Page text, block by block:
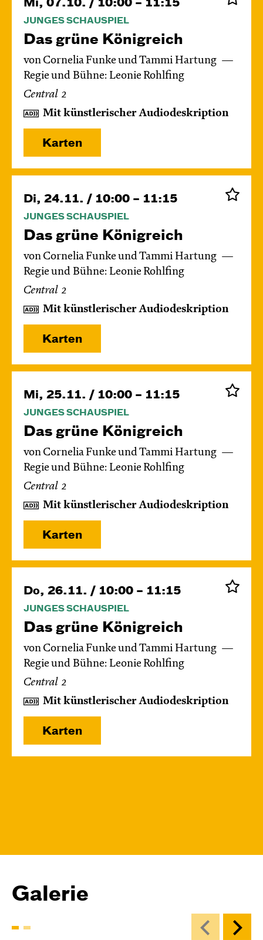
Mi, 07.10. / 10:00 – 11:15
JUNGES SCHAUSPIEL
Das grüne König­reich
von Cornelia Funke und Tammi Hartung
Regie und Bühne: Leonie Rohlfing
Central 2
Mit künstlerischer Audiodeskription
Karten
Di, 24.11. / 10:00 – 11:15
JUNGES SCHAUSPIEL
Das grüne König­reich
von Cornelia Funke und Tammi Hartung
Regie und Bühne: Leonie Rohlfing
Central 2
Mit künstlerischer Audiodeskription
Karten
Mi, 25.11. / 10:00 – 11:15
JUNGES SCHAUSPIEL
Das grüne König­reich
von Cornelia Funke und Tammi Hartung
Regie und Bühne: Leonie Rohlfing
Central 2
Mit künstlerischer Audiodeskription
Karten
Do, 26.11. / 10:00 – 11:15
JUNGES SCHAUSPIEL
Das grüne König­reich
von Cornelia Funke und Tammi Hartung
Regie und Bühne: Leonie Rohlfing
Central 2
Mit künstlerischer Audiodeskription
Karten
Galerie